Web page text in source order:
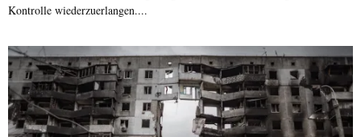
Kontrolle wiederzuerlangen....